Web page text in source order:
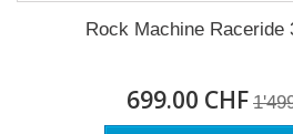
Rock Machine Raceride
699.00 CHF